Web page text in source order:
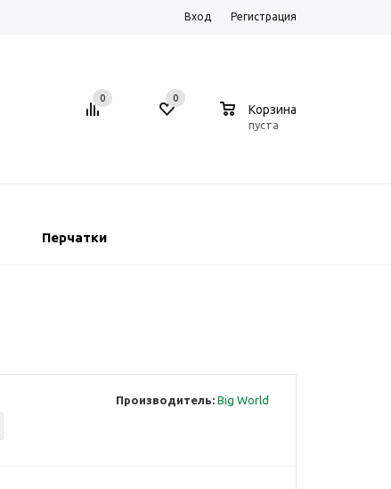
Вход Регистрация
0 0
Корзина
пуста
Перчатки
Производитель: Big World